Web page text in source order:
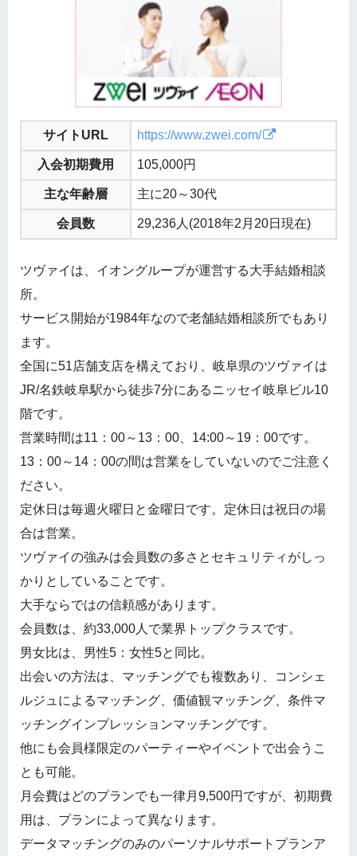
サイトURL https://www.zwei.com/
入会初期費用 105,000円
主な年齢層 主に20～30代
会員数 29,236人(2018年2月20日現在)
ツヴァイは、イオングループが運営する大手結婚相談
所。
サービス開始が1984年なので老舗結婚相談所でもあり
ます。
全国に51店舗支店を構えており、岐阜県のツヴァイは
JR/名鉄岐阜駅から徒歩7分にあるニッセイ岐阜ビル10
階です。
営業時間は11：00～13：00、14:00～19：00です。
13：00～14：00の間は営業をしていないのでご注意く
ださい。
定休日は毎週火曜日と金曜日です。定休日は祝日の場
合は営業。
ツヴァイの強みは会員数の多さとセキュリティがしっ
かりとしていることです。
大手ならではの信頼感があります。
会員数は、約33,000人で業界トップクラスです。
男女比は、男性5：女性5と同比。
出会いの方法は、マッチングでも複数あり、コンシェ
ルジュによるマッチング、価値観マッチング、条件マ
ッチングインプレッションマッチングです。
他にも会員様限定のパーティーやイベントで出会うこ
とも可能。
月会費はどのプランでも一律月9,500円ですが、初期費
用は、プランによって異なります。
データマッチングのみのパーソナルサポートプランア